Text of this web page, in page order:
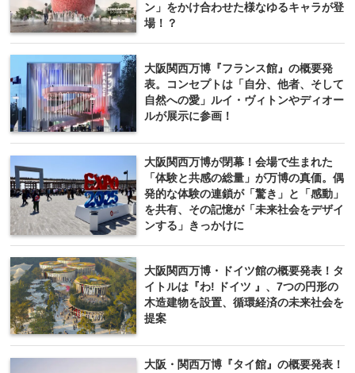
ン」をかけ合わせた様なゆるキャラが登
場！？
大阪関西万博『フランス館』の概要発
表。コンセプトは「自分、他者、そして
自然への愛」ルイ・ヴィトンやディオー
ルが展示に参画！
大阪関西万博が閉幕！会場で生まれた
「体験と共感の総量」が万博の真価。偶
発的な体験の連鎖が「驚き」と「感動」
を共有、その記憶が「未来社会をデザイ
ンする」きっかけに
大阪関西万博・ドイツ館の概要発表！タ
イトルは『わ! ドイツ 』、7つの円形の
木造建物を設置、循環経済の未来社会を
提案
大阪・関西万博『タイ館』の概要発表！